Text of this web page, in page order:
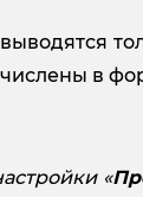
в
«